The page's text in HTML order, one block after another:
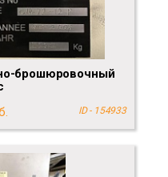
брошюровочный
ID - 154933